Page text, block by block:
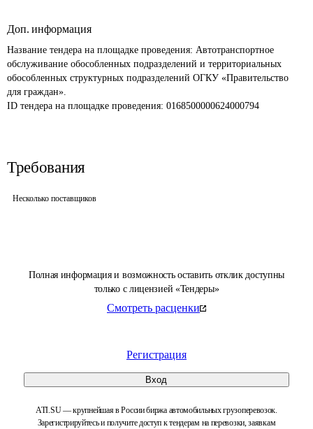
Полная информация и возможность оставить отклик доступны
только с лицензией «Тендеры»
Смотреть расценки
Регистрация
Вход
ATI.SU — крупнейшая в России биржа автомобильных грузоперевозок.
Зарегистрируйтесь и получите доступ к тендерам на перевозки, заявкам
Доп. информация
Название тендера на площадке проведения: Автотранспортное
обслуживание обособленных подразделений и территориальных
обособленных структурных подразделений ОГКУ «Правительство
для граждан».
ID тендера на площадке проведения: 0168500000624000794
Требования
Несколько поставщиков